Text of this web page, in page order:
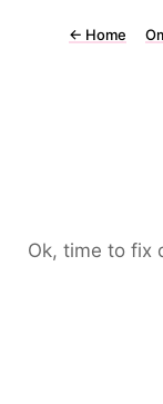
← Home
Ok, time to fix